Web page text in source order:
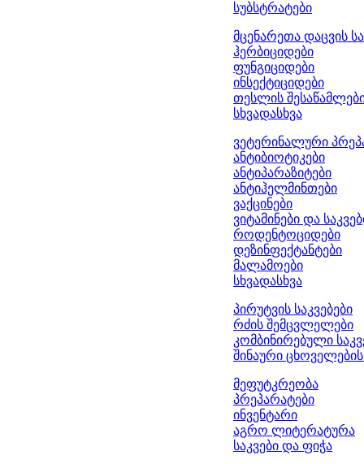
სუბსტრატები
მცენარეთა დაცვის
ჰერბიციდები
ფუნგიციდები
ინსექტიციდები
თესლის
სხვადასხვა
ვეტერინალური
ანტიბიოტიკები
ანტიპარაზიტები
ანტიჰელმინთები
ვაქცინები
ვიტამინები და
როდენტოციდები
დეზინფექტანტები
მალამოები
სხვადასხვა
პირუტვის საკვებები
რძის შემცვლელები
კომბინირებული
შინაური ცხოველების
მეფუტკრეობა
პრეპარატები
ინვენტარი
აგრო ლიტერატურა
საკვები და ფიჭა